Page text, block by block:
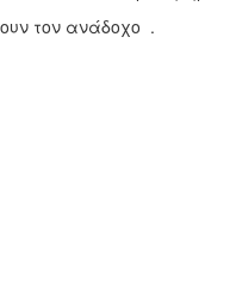
τον ανάδοχο .